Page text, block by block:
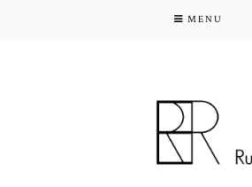
MENU